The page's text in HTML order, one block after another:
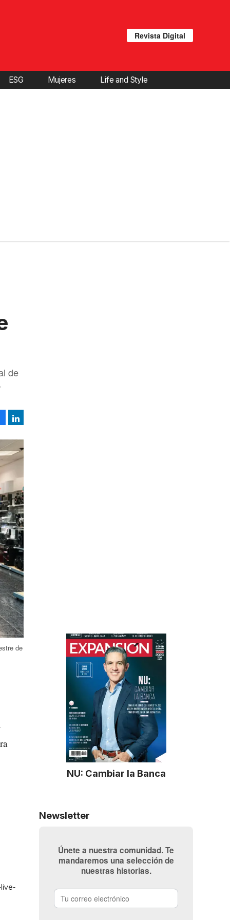
Revista Digital
ESG Mujeres Life and Style
NU: Cambiar la Banca
Newsletter
Únete a nuestra comunidad. Te
mandaremos una selección de
nuestras historias.
de
Facebook
de